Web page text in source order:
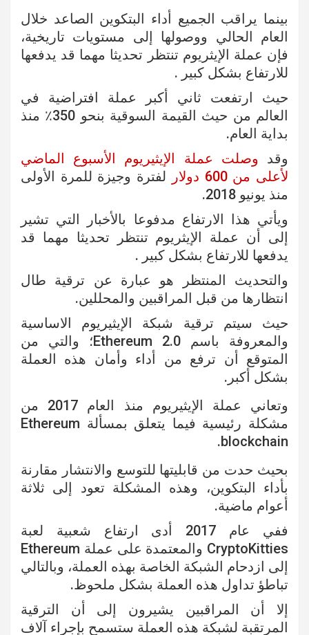
بينما يراقب الجميع أداء البتكوين الصاعد خلال
العام الحالي ووصولها إلى مستويات تاريخية،
فإن عملة الإيثريوم تنتظر تحديثا مهما قد يدفعها
للارتفاع بشكل كبير .
حيث ارتفعت ثاني أكبر عملة افتراضية في
العالم من حيث القيمة السوقية بنحو 350٪ منذ
بداية العام.
وقد وصلت عملة الإيثيريوم الأسبوع الماضي
لأعلى من 600 دولار
لفترة وجيزة للمرة الأولى
منذ يونيو 2018.
ويأتي هذا الارتفاع مدفوعا بالأخبار التي تشير
إلى أن عملة الإيثريوم تنتظر تحديثا مهما قد
يدفعها للارتفاع بشكل كبير .
والتحديث المنتظر هو عبارة عن ترقية طال
انتظارها من قبل المراقبين والمحللين.
حيث سيتم ترقية شبكة الإيثيريوم الاساسية
والمعروفة باسم Ethereum 2.0؛ والتي من
المتوقع أن ترفع من أداء وأمان هذه العملة
بشكل أكبر.
وتعاني عملة الإيثيريوم منذ العام 2017 من
مشكلة رئيسية فيما يتعلق بمسألة Ethereum
blockchain.
بحيث حدت من قابليتها للتوسع والانتشار مقارنة
بأداء البتكوين، وهذه المشكلة تعود إلى ثلاثة
أعوام ماضية.
ففي عام 2017 أدى ارتفاع شعبية لعبة
CryptoKitties والمعتمدة على عملة Ethereum
إلى ازدحام الشبكة الخاصة بهذه العملة، وبالتالي
تباطؤ تداول هذه العملة بشكل ملحوظ.
إلا أن المراقبين يشيرون إلى أن الترقية
المرتقبة لشبكة هذه العملة ستسمح بإجراء آلاف